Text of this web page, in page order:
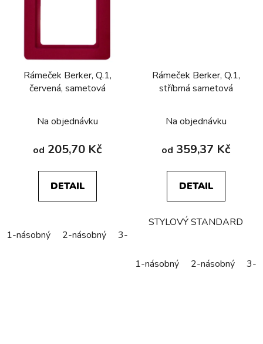
Rámeček Berker, Q.1,
červená, sametová
Na objednávku
od 205,70 Kč
DETAIL
1-násobný 2-násobný 3-násobný
Rámeček Berker, Q.1,
stříbrná sametová
Na objednávku
od 359,37 Kč
DETAIL
STYLOVÝ STANDARD
1-násobný 2-násobný 3-